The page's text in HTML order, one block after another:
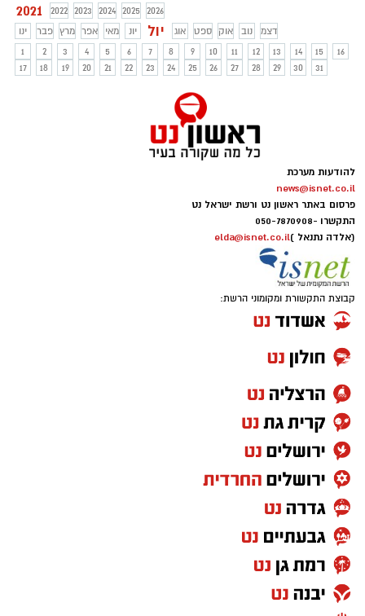
2021 2022 2023 2024 2025
2026
ינו
פבר מרץ אפר מאי יונ יול אוג ספט אוק נוב
דצמ
1
2 3 4 5 6 7 8 9 10 11 12 13 14 15
16
17
18 19 20 21 22 23 24 25 26 27 28 29 30 31
להודעות מערכת
news@isnet.co.il
פרסום באתר ראשון נט ורשת ישראל נט
התקשרו -050-7870908
(אלדה נתנאל )elda@isnet.co.il
קבוצת התקשורת ומקומוני הרשת: